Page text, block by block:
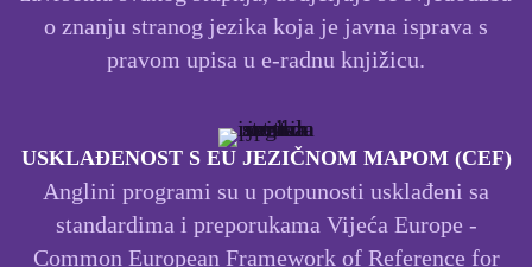
o znanju stranog jezika koja je javna isprava s
pravom upisa u e-radnu knjižicu.
USKLAĐENOST S EU JEZIČNOM MAPOM (CEF)
Anglini programi su u potpunosti usklađeni sa
standardima i preporukama Vijeća Europe -
Common European Framework of Reference for